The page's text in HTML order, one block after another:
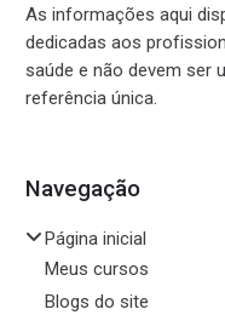
As informações aqui
dedicadas aos
saúde e não devem ser
referência única.
Pular Navegação
Navegação
Página inicial
Meus cursos
Blogs do site